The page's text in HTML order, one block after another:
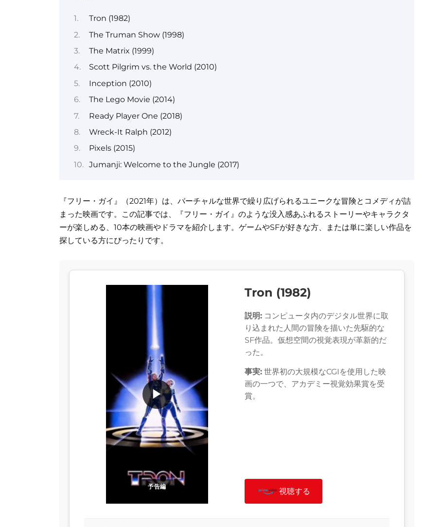
Tron (1982)
The Truman Show (1998)
The Matrix (1999)
Scott Pilgrim vs. the World (2010)
Inception (2010)
The Lego Movie (2014)
Ready Player One (2018)
Wreck-It Ralph (2012)
Pixels (2015)
Jumanji: Welcome to the Jungle (2017)
『フリー・ガイ』（2021年）は、バーチャルな世界で繰り広げられるユニークな冒険とコメディが詰
まった映画です。この記事では、『フリー・ガイ』のような没入感あふれるストーリーやキャラクタ
ーが楽しめる、10本の映画やドラマを紹介します。ゲームやSFが好きな方、または単に楽しい作品を
探している方にぴったりです。
予告編
▶
Tron (1982)
説明: コンピュータ内のデジタル世界に取
り込まれた人間の冒険を描いた先駆的な
SF作品。仮想空間の視覚表現が革新的だ
った。
事実: 世界初の大規模なCGIを使用した映
画の一つで、アカデミー視覚効果賞を受
賞。
視聴する